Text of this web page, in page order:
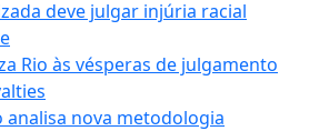
deve julgar injúria racial
Rio às vésperas de julgamento
nova metodologia